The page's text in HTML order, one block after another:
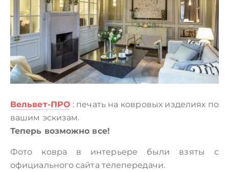
Вельвет-ПРО : печать на ковровых изделиях по
вашим эскизам.
Теперь возможно все!
Фото ковра в интерьере были взяты с
официального сайта телепередачи.